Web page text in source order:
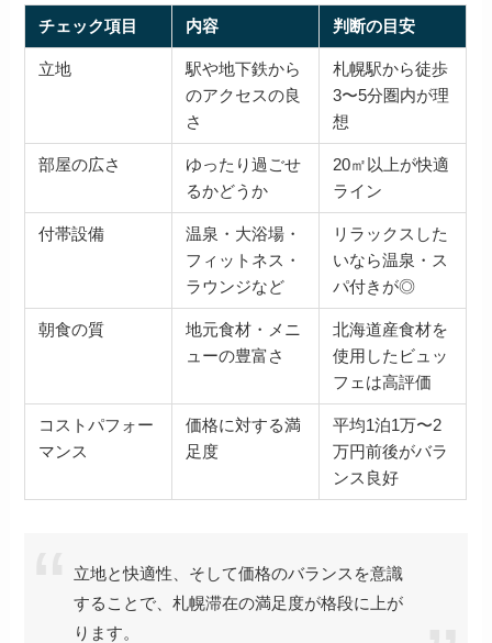
チェック項目 内容 判断の目安
立地
駅や地下鉄から
のアクセスの良
さ
札幌駅から徒歩
3〜5分圏内が理
想
部屋の広さ
ゆったり過ごせ
るかどうか
20㎡以上が快適
ライン
付帯設備
温泉・大浴場・
フィットネス・
ラウンジなど
リラックスした
いなら温泉・ス
パ付きが◎
朝食の質
地元食材・メニ
ューの豊富さ
北海道産食材を
使用したビュッ
フェは高評価
コストパフォー
マンス
価格に対する満
足度
平均1泊1万〜2
万円前後がバラ
ンス良好
立地と快適性、そして価格のバランスを意識
することで、札幌滞在の満足度が格段に上が
ります。